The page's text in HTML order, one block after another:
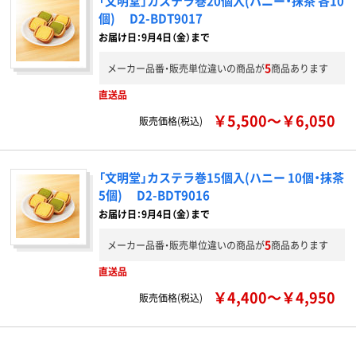
個) D2-BDT9017
お届け日：9月4日（金）まで
メーカー品番・販売単位違いの商品が5商品あります
直送品
販売価格(税込)
￥5,500～￥6,050
「文明堂」カステラ巻15個入(ハニー 10個・抹茶
5個) D2-BDT9016
お届け日：9月4日（金）まで
メーカー品番・販売単位違いの商品が5商品あります
直送品
販売価格(税込)
￥4,400～￥4,950